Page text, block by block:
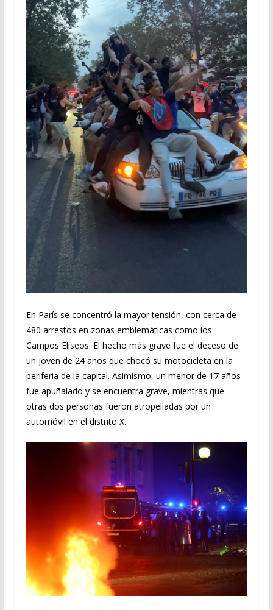
En París se concentró la mayor tensión, con cerca de
480 arrestos en zonas emblemáticas como los
Campos Elíseos. El hecho más grave fue el deceso de
un joven de 24 años que chocó su motocicleta en la
periferia de la capital. Asimismo, un menor de 17 años
fue apuñalado y se encuentra grave, mientras que
otras dos personas fueron atropelladas por un
automóvil en el distrito X.